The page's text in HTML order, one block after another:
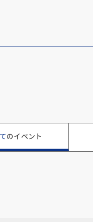
のイベント